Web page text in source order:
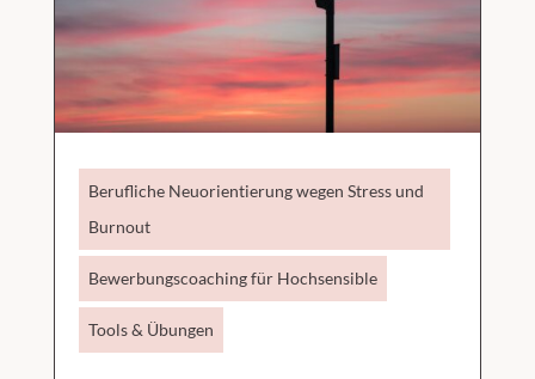
Berufliche Neuorientierung wegen Stress und
Burnout
Bewerbungscoaching für Hochsensible
Tools & Übungen